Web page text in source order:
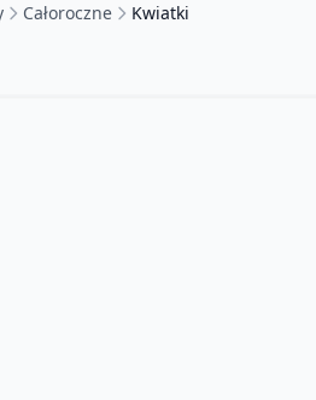
Całoroczne Kwiatki